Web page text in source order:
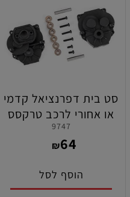
סט בית דפרנציאל קדמי
או אחורי לרכב טרקסס
TRX-4M
9747
₪64
הוסף לסל